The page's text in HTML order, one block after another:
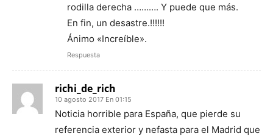
rodilla derecha ………. Y puede que más.
En fin, un desastre.!!!!!!
Ánimo «Increíble».
Respuesta
richi_de_rich
10 agosto 2017 En 01:15
Noticia horrible para España, que pierde su
referencia exterior y nefasta para el Madrid que